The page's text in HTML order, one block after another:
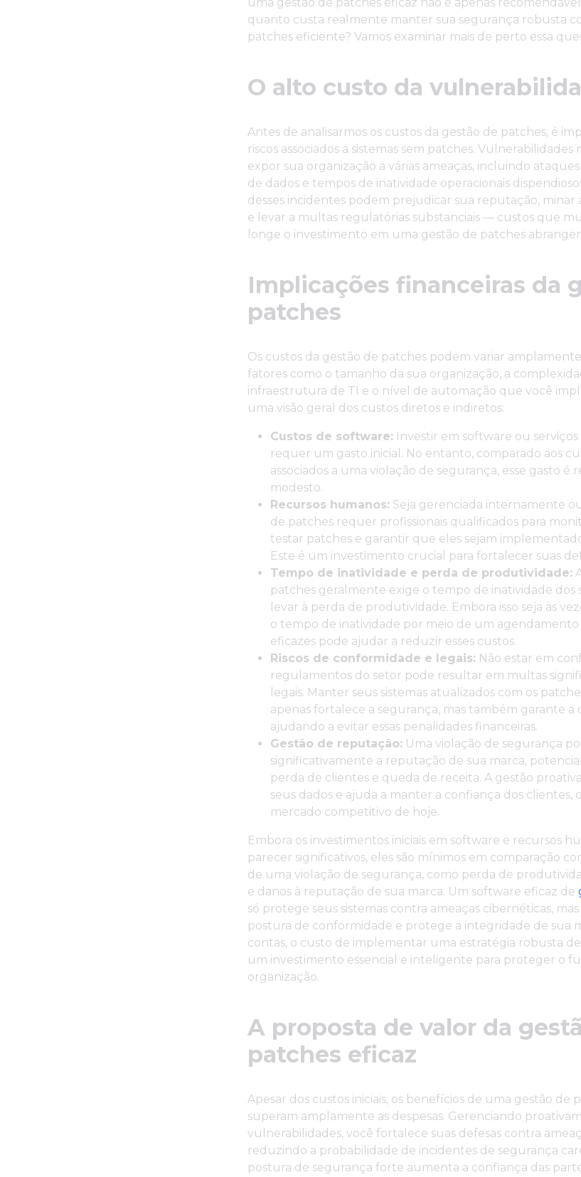
uma gestão de patches eficaz não é apenas
quanto custa realmente manter sua segurança robusta
patches eficiente? Vamos examinar mais de perto essa
O alto custo da
Antes de analisarmos os custos da gestão de patches, é
riscos associados a sistemas sem patches.
expor sua organização a várias ameaças, incluindo
de dados e tempos de inatividade operacionais
desses incidentes podem prejudicar sua reputação, minar
e levar a multas regulatórias substanciais — custos que
longe o investimento em uma gestão de patches
Implicações financeiras da
patches
Os custos da gestão de patches podem variar
fatores como o tamanho da sua organização, a
infraestrutura de TI e o nível de automação que você
uma visão geral dos custos diretos e indiretos:
Custos de software: Investir em software ou
requer um gasto inicial. No entanto, comparado aos
associados a uma violação de segurança, esse gasto é
modesto.
Recursos humanos: Seja gerenciada internamente
de patches requer profissionais qualificados para
testar patches e garantir que eles sejam
Este é um investimento crucial para fortalecer suas
Tempo de inatividade e perda de produtividade:
patches geralmente exige o tempo de inatividade dos
levar à perda de produtividade. Embora isso seja às
o tempo de inatividade por meio de um
eficazes pode ajudar a reduzir esses custos.
Riscos de conformidade e legais: Não estar em
regulamentos do setor pode resultar em multas
legais. Manter seus sistemas atualizados com os
apenas fortalece a segurança, mas também garante a
ajudando a evitar essas penalidades financeiras.
Gestão de reputação: Uma violação de segurança
significativamente a reputação de sua marca,
perda de clientes e queda de receita. A gestão
seus dados e ajuda a manter a confiança dos clientes,
mercado competitivo de hoje.
Embora os investimentos iniciais em software e recursos
parecer significativos, eles são mínimos em comparação
de uma violação de segurança, como perda de
e danos à reputação de sua marca. Um software eficaz de
só protege seus sistemas contra ameaças cibernéticas,
postura de conformidade e protege a integridade de sua
contas, o custo de implementar uma estratégia robusta
um investimento essencial e inteligente para proteger o
organização.
A proposta de valor da
patches eficaz
Apesar dos custos iniciais, os benefícios de uma gestão de
superam amplamente as despesas. Gerenciando
vulnerabilidades, você fortalece suas defesas contra
reduzindo a probabilidade de incidentes de segurança
postura de segurança forte aumenta a confiança das